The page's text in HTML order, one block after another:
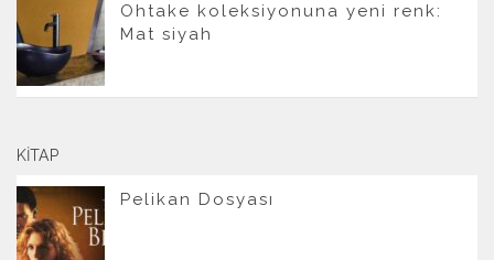
Ohtake koleksiyonuna yeni renk:
Mat siyah
KITAP
Pelikan Dosyası